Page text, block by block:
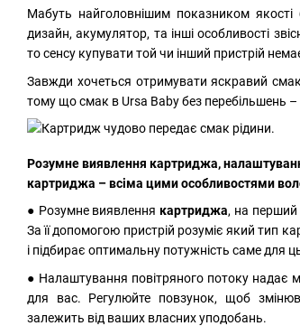
Мабуть найголовнішим показником якості
дизайн, акумулятор, та інші особливості
то сенсу купувати той чи інший пристрій
Завжди хочеться отримувати яскравий
тому що смак в Ursa Baby без перебільшень
Розумне виявлення картриджа,
картриджа – всіма цими особливостями
● Розумне виявлення картриджа, на перший
За її допомогою пристрій розуміє який тип
і підбирає оптимальну потужність саме для
● Налаштування повітряного потоку надає
для вас. Регулюйте повзунок, щоб
залежить від ваших власних уподобань.